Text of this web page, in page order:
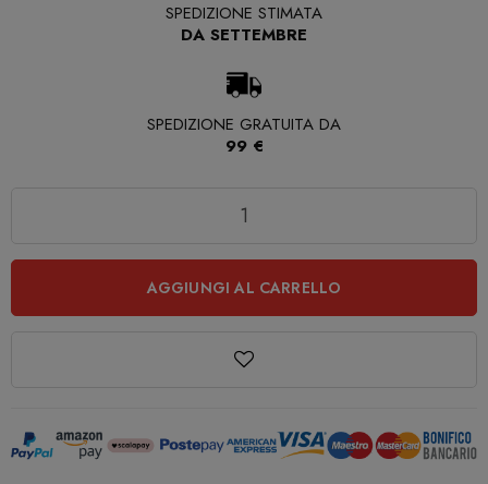
SPEDIZIONE STIMATA
DA SETTEMBRE
SPEDIZIONE GRATUITA DA
99 €
AGGIUNGI AL CARRELLO